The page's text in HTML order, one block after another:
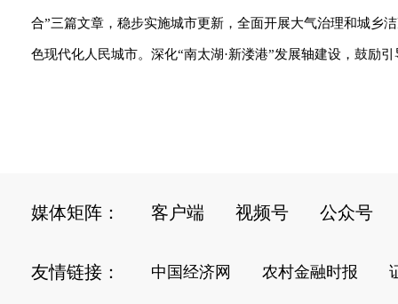
合”三篇文章，稳步实施城市更新，全面开展大气治理和城乡
色现代化人民城市。深化“南太湖·新溇港”发展轴建设，鼓励
媒体矩阵： 客户端 视频号 公众号
友情链接： 中国经济网 农村金融时报